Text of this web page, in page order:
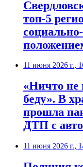
топ-5
11 июня 2026 г.,
«Ничто не
беду». В
прошла
ДТП с
11 июня 2026 г.,